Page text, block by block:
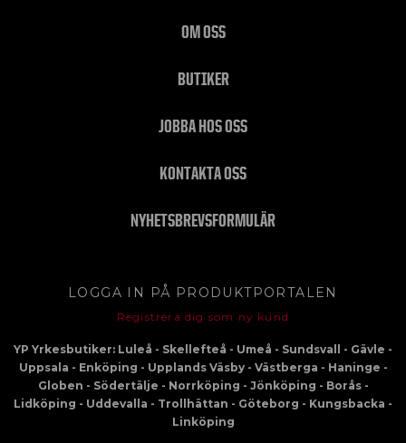
OM OSS
BUTIKER
JOBBA HOS OSS
KONTAKTA OSS
NYHETSBREVSFORMULÄR
LOGGA IN PÅ PRODUKTPORTALEN
Registrera dig som ny kund
YP Yrkesbutiker: Luleå - Skellefteå - Umeå - Sundsvall - Gävle -
Uppsala - Enköping - Upplands Väsby - Västberga - Haninge -
Globen - Södertälje - Norrköping - Jönköping - Borås -
Lidköping - Uddevalla - Trollhättan - Göteborg - Kungsbacka -
Linköping